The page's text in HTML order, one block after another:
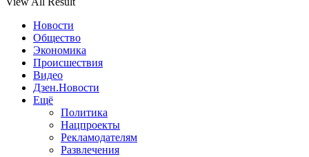
Новости
Общество
Экономика
Происшествия
Видео
Дзен.Новости
Ещё
Политика
Нацпроекты
Рекламодателям
Развлечения